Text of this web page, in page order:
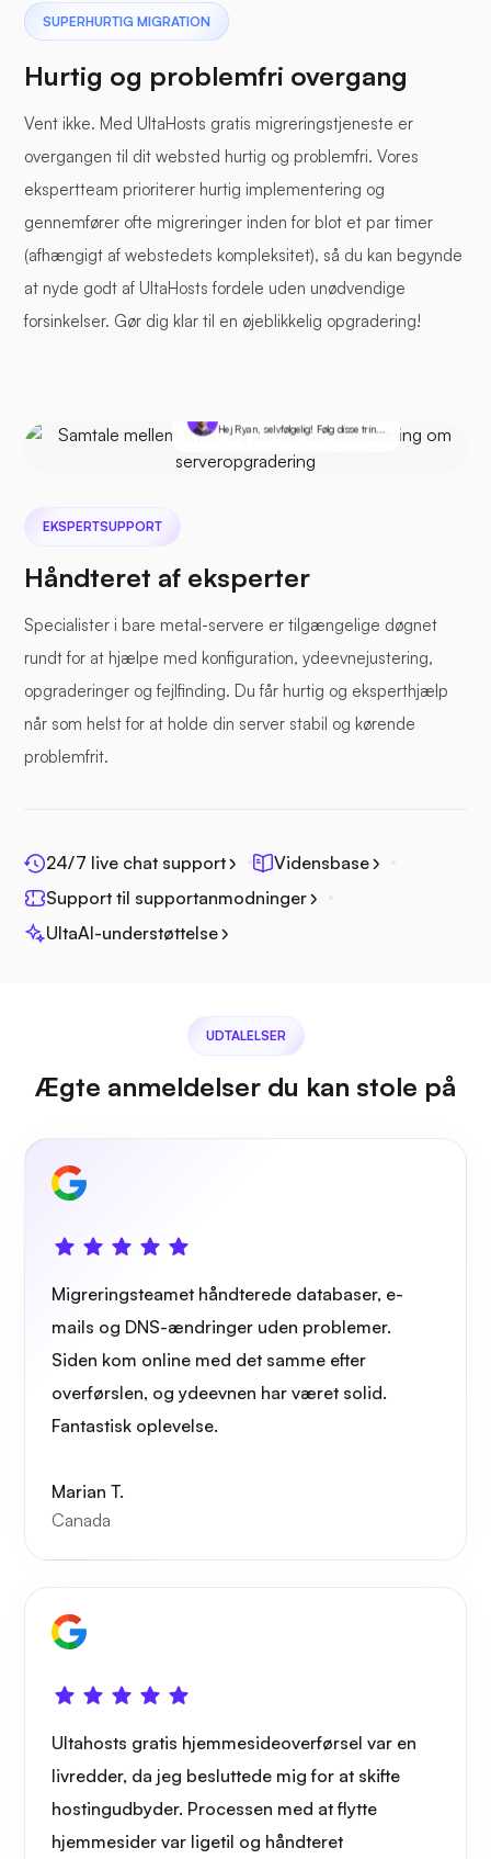
SUPERHURTIG MIGRATION
Hurtig og problemfri overgang
Vent ikke. Med UltaHosts gratis migreringstjeneste er
overgangen til dit websted hurtig og problemfri. Vores
ekspertteam prioriterer hurtig implementering og
gennemfører ofte migreringer inden for blot et par timer
(afhængigt af webstedets kompleksitet), så du kan begynde
at nyde godt af UltaHosts fordele uden unødvendige
forsinkelser. Gør dig klar til en øjeblikkelig opgradering!
Hej Ryan, selvfølgelig! Følg disse trin...
EKSPERTSUPPORT
Håndteret af eksperter
Specialister i bare metal-servere er tilgængelige døgnet
rundt for at hjælpe med konfiguration, ydeevnejustering,
opgraderinger og fejlfinding. Du får hurtig og eksperthjælp
når som helst for at holde din server stabil og kørende
problemfrit.
24/7 live chat support
Vidensbase
Support til supportanmodninger
UltaAI-understøttelse
UDTALELSER
Ægte anmeldelser du kan stole på
Migreringsteamet håndterede databaser, e-
mails og DNS-ændringer uden problemer.
Siden kom online med det samme efter
overførslen, og ydeevnen har været solid.
Fantastisk oplevelse.
Marian T.
Canada
Ultahosts gratis hjemmesideoverførsel var en
livredder, da jeg besluttede mig for at skifte
hostingudbyder. Processen med at flytte
hjemmesider var ligetil og håndteret